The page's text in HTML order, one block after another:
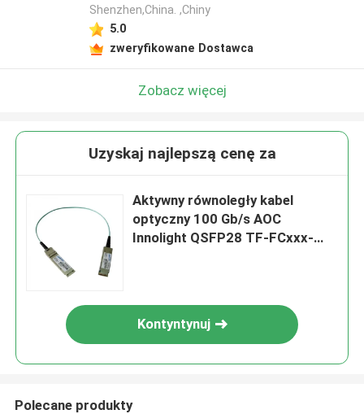
Shenzhen,China. ,Chiny
5.0
zweryfikowane Dostawca
Zobacz więcej
Uzyskaj najlepszą cenę za
Aktywny równoległy kabel
optyczny 100 Gb/s AOC
Innolight QSFP28 TF-FCxxx-
Kontyntynuj
Polecane produkty